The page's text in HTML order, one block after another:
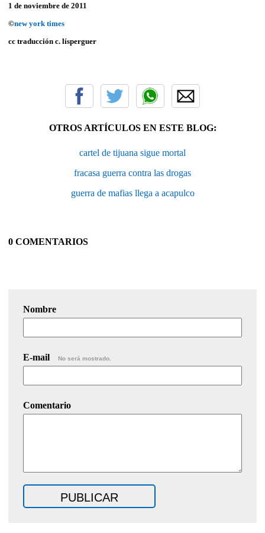
1 de noviembre de 2011
©new york times
cc traducción c. lísperguer
OTROS ARTÍCULOS EN ESTE BLOG:
cartel de tijuana sigue mortal
fracasa guerra contra las drogas
guerra de mafias llega a acapulco
0 COMENTARIOS
Nombre
E-mail No será mostrado.
Comentario